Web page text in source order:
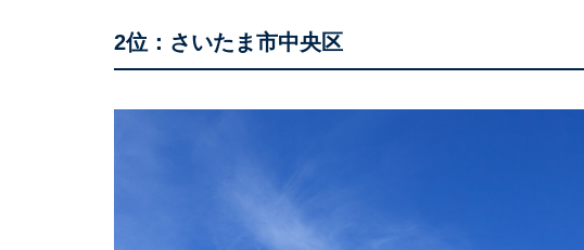
2位：さいたま市中央区